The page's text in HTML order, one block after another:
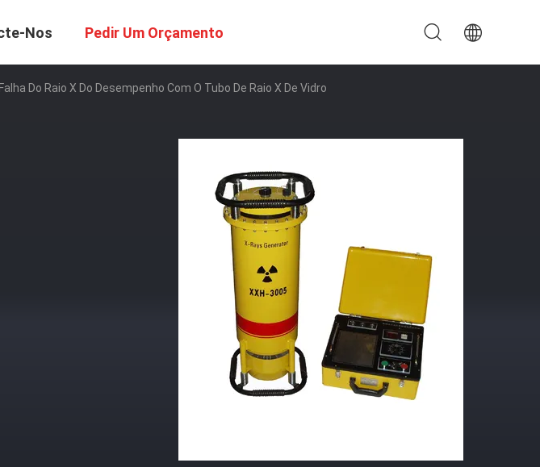
Nos Pedir Um Orçamento
Do Raio X Do Desempenho Com O Tubo De Raio X De Vidro